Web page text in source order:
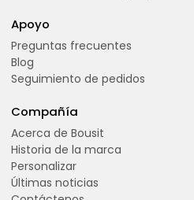
Apoyo
Preguntas frecuentes
Blog
Seguimiento de pedidos
Compañía
Acerca de Bousit
Historia de la marca
Personalizar
Últimas noticias